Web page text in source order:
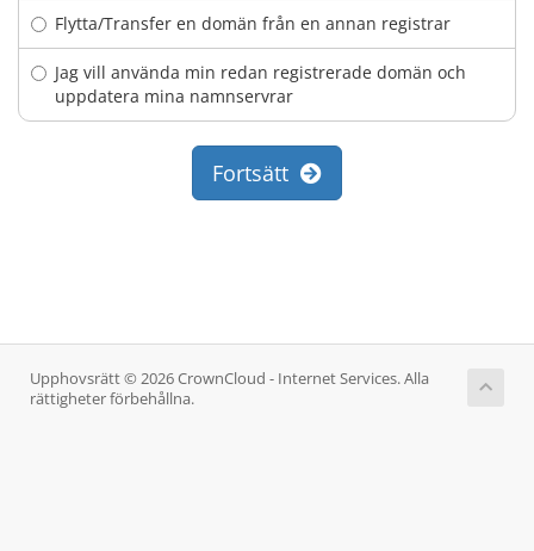
Flytta/Transfer en domän från en annan registrar
Jag vill använda min redan registrerade domän och
uppdatera mina namnservrar
Fortsätt
Upphovsrätt © 2026 CrownCloud - Internet Services. Alla
rättigheter förbehållna.